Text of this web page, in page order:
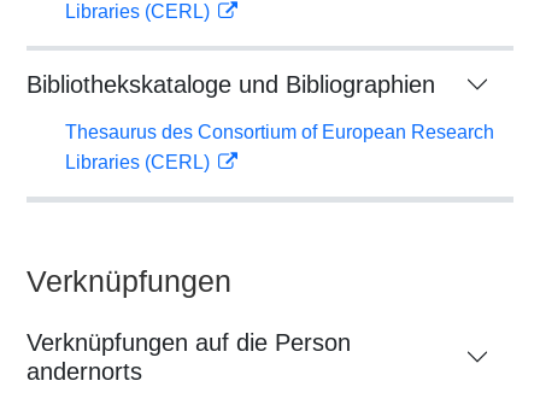
Libraries (CERL)
Bibliothekskataloge und Bibliographien
Thesaurus des Consortium of European Research
Libraries (CERL)
Verknüpfungen
Verknüpfungen auf die Person
andernorts